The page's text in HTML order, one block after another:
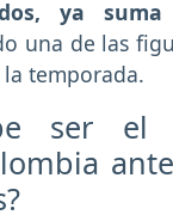
ya
una de las
temporada.
ser el